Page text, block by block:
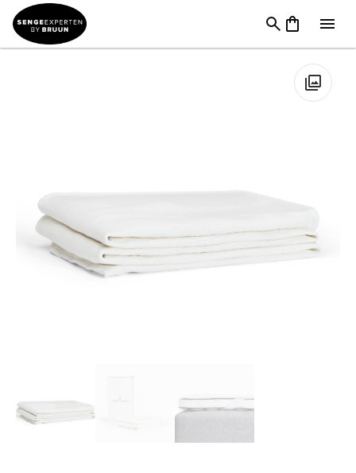
Sengetøj & Lagner Madrasbeskyttere →
Carpe
Diem Topmadras Skånebetræk
🔍